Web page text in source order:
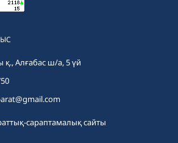
қ., Алғабас ш/а, 5 үй
сараптамалық сайты